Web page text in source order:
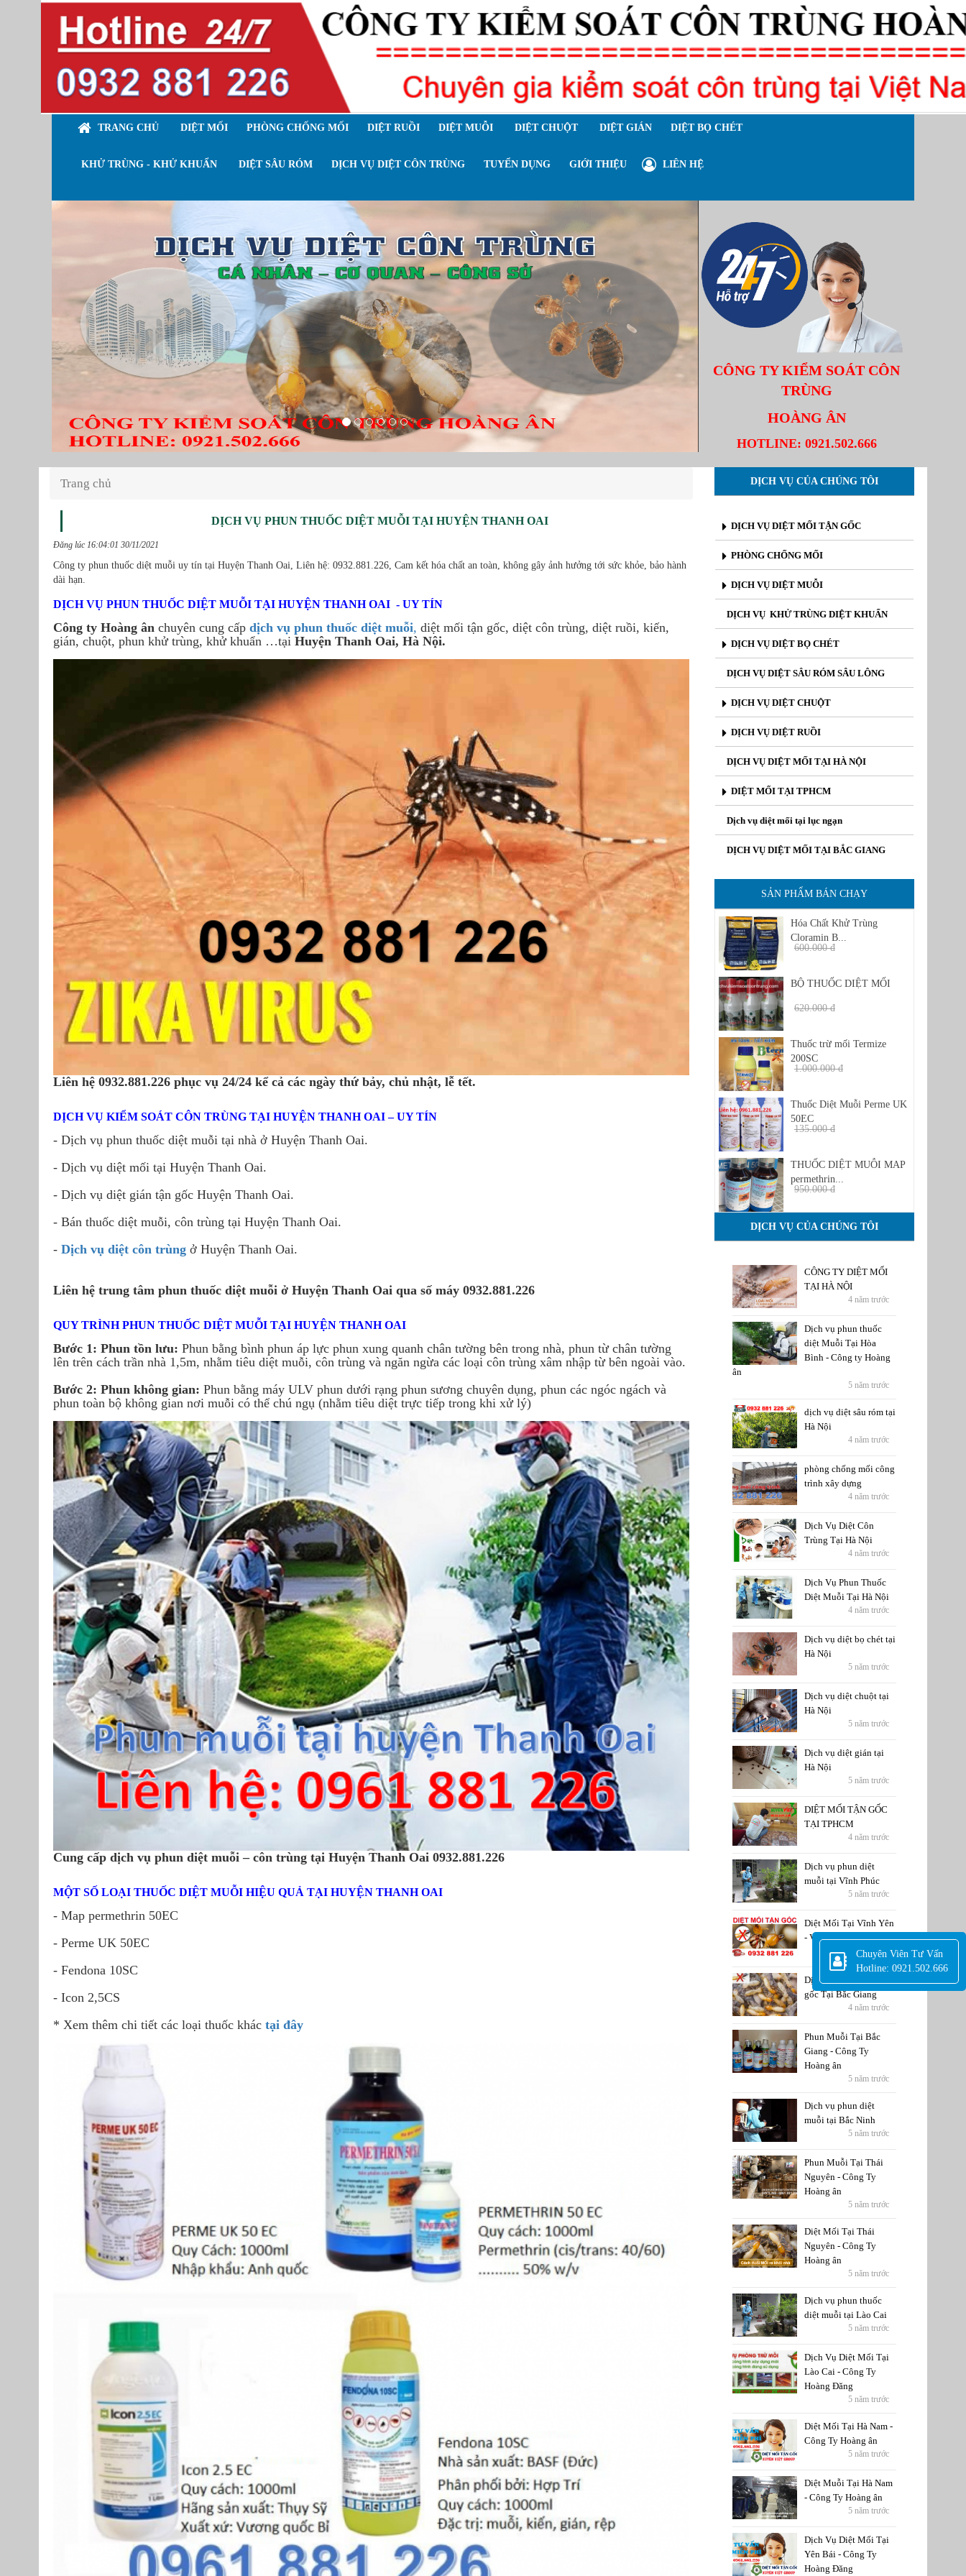
TRANG CHỦ DIỆT MỐI PHÒNG CHỐNG MỐI DIỆT RUỒI DIỆT MUỖI DIỆT CHUỘT DIỆT GIÁN DIỆT BỌ CHÉT
KHỬ TRÙNG - KHỬ KHUẨN DIỆT SÂU RÓM DỊCH VỤ DIỆT CÔN TRÙNG TUYỂN DỤNG GIỚI THIỆU LIÊN HỆ
CÔNG TY KIỂM SOÁT CÔN
TRÙNG
HOÀNG ÂN
HOTLINE: 0921.502.666
Trang chủ
DỊCH VỤ PHUN THUỐC DIỆT MUỖI TẠI HUYỆN THANH OAI
Đăng lúc 16:04:01 30/11/2021
Công ty phun thuốc diệt muỗi uy tín tại Huyện Thanh Oai, Liên hệ: 0932.881.226, Cam kết hóa chất an toàn, không gây ảnh hưởng tới sức khỏe, bảo hành
dài hạn.
DỊCH VỤ PHUN THUỐC DIỆT MUỖI TẠI HUYỆN THANH OAI - UY TÍN
Công ty Hoàng ânchuyên cung cấp dịch vụ phun thuốc diệt muỗi, diệt mối tận gốc, diệt côn trùng, diệt ruồi, kiến,
gián, chuột, phun khử trùng, khử khuẩn …tại Huyện Thanh Oai, Hà Nội.
Liên hệ 0932.881.226 phục vụ 24/24 kể cả các ngày thứ bảy, chủ nhật, lễ tết.
DỊCH VỤ KIỂM SOÁT CÔN TRÙNG TẠI HUYỆN THANH OAI – UY TÍN
- Dịch vụ phun thuốc diệt muỗi tại nhà ở Huyện Thanh Oai.
- Dịch vụ diệt mối tại Huyện Thanh Oai.
- Dịch vụ diệt gián tận gốc Huyện Thanh Oai.
- Bán thuốc diệt muỗi, côn trùng tại Huyện Thanh Oai.
- Dịch vụ diệt côn trùngở Huyện Thanh Oai.
Liên hệ trung tâm phun thuốc diệt muỗi ở Huyện Thanh Oai qua số máy 0932.881.226
QUY TRÌNH PHUN THUỐC DIỆT MUỖI TẠI HUYỆN THANH OAI
Bước 1: Phun tồn lưu: Phun bằng bình phun áp lực phun xung quanh chân tường bên trong nhà, phun từ chân tường
lên trên cách trần nhà 1,5m, nhằm tiêu diệt muỗi, côn trùng và ngăn ngừa các loại côn trùng xâm nhập từ bên ngoài vào.
Bước 2: Phun không gian: Phun bằng máy ULV phun dưới rạng phun sương chuyên dụng, phun các ngóc ngách và
phun toàn bộ không gian nơi muỗi có thể chú ngụ (nhằm tiêu diệt trực tiếp trong khi xử lý)
Cung cấp dịch vụ phun diệt muỗi – côn trùng tại Huyện Thanh Oai 0932.881.226
MỘT SỐ LOẠI THUỐC DIỆT MUỖI HIỆU QUẢ TẠI HUYỆN THANH OAI
- Map permethrin 50EC
- Perme UK 50EC
- Fendona 10SC
- Icon 2,5CS
* Xem thêm chi tiết các loại thuốc khác tại đây
DỊCH VỤ CỦA CHÚNG TÔI
DỊCH VỤ DIỆT MỐI TẬN GỐC
PHÒNG CHỐNG MỐI
DỊCH VỤ DIỆT MUỖI
DỊCH VỤ KHỬ TRÙNG DIỆT KHUẨN
DỊCH VỤ DIỆT BỌ CHÉT
DỊCH VỤ DIỆT SÂU RÓM SÂU LÔNG
DỊCH VỤ DIỆT CHUỘT
DỊCH VỤ DIỆT RUỒI
DỊCH VỤ DIỆT MỐI TẠI HÀ NỘI
DIỆT MỐI TẠI TPHCM
Dịch vụ diệt mối tại lục ngạn
DỊCH VỤ DIỆT MỐI TẠI BẮC GIANG
SẢN PHẨM BÁN CHẠY
Hóa Chất Khử Trùng
Cloramin B...
600.000 đ
BỘ THUỐC DIỆT MỐI
620.000 đ
Thuốc trừ mối Termize
200SC
1.000.000 đ
Thuốc Diệt Muỗi Perme UK
50EC
135.000 đ
THUỐC DIỆT MUỖI MAP
permethrin...
950.000 đ
DỊCH VỤ CỦA CHÚNG TÔI
CÔNG TY DIỆT MỐI
TẠI HÀ NỘI
4 năm trước
Dịch vụ phun thuốc
diệt Muỗi Tại Hòa
Bình - Công ty Hoàng
ân
5 năm trước
dịch vụ diệt sâu róm tại
Hà Nội
4 năm trước
phòng chống mối công
trình xây dựng
4 năm trước
Dịch Vụ Diệt Côn
Trùng Tại Hà Nội
4 năm trước
Dịch Vụ Phun Thuốc
Diệt Muỗi Tại Hà Nội
4 năm trước
Dịch vụ diệt bọ chét tại
Hà Nội
5 năm trước
Dịch vụ diệt chuột tại
Hà Nội
5 năm trước
Dịch vụ diệt gián tại
Hà Nội
5 năm trước
DIỆT MỐI TẬN GỐC
TẠI TPHCM
4 năm trước
Dịch vụ phun diệt
muỗi tại Vĩnh Phúc
5 năm trước
Diệt Mối Tại Vĩnh Yên
- Vĩnh Phúc
5 năm trước
Dịch Vụ Diệt Mối tận
gốc Tại Bắc Giang
4 năm trước
Phun Muỗi Tại Bắc
Giang - Công Ty
Hoàng ân
5 năm trước
Dịch vụ phun diệt
muỗi tại Bắc Ninh
5 năm trước
Phun Muỗi Tại Thái
Nguyên - Công Ty
Hoàng ân
5 năm trước
Diệt Mối Tại Thái
Nguyên - Công Ty
Hoàng ân
5 năm trước
Dịch vụ phun thuốc
diệt muỗi tại Lào Cai
5 năm trước
Dịch Vụ Diệt Mối Tại
Lào Cai - Công Ty
Hoàng Đăng
5 năm trước
Diệt Mối Tại Hà Nam -
Công Ty Hoàng ân
5 năm trước
Diệt Muỗi Tại Hà Nam
- Công Ty Hoàng ân
5 năm trước
Dịch Vụ Diệt Mối Tại
Yên Bái - Công Ty
Hoàng Đăng
Chuyên Viên Tư Vấn
Hotline: 0921.502.666